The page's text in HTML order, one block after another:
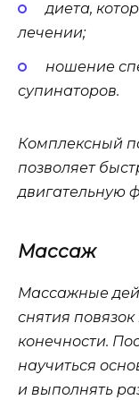
диета,
лечении;
ношение
супинаторов.
Комплексный
позволяет
двигательную
Массаж
Массажные
снятия
конечности.
научиться
и выполнять